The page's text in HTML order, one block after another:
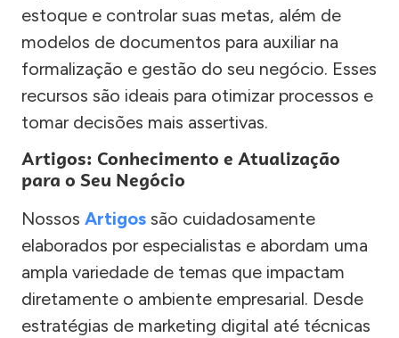
estoque e controlar suas metas, além de
modelos de documentos para auxiliar na
formalização e gestão do seu negócio. Esses
recursos são ideais para otimizar processos e
tomar decisões mais assertivas.
Artigos: Conhecimento e Atualização
para o Seu Negócio
Nossos Artigos são cuidadosamente
elaborados por especialistas e abordam uma
ampla variedade de temas que impactam
diretamente o ambiente empresarial. Desde
estratégias de marketing digital até técnicas